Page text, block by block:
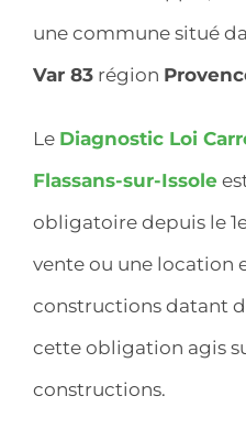
une commune situé
Var 83 région
Le Diagnostic Loi
Flassans-sur-Issole
obligatoire depuis le
vente ou une location
constructions datant
cette obligation agis
constructions.